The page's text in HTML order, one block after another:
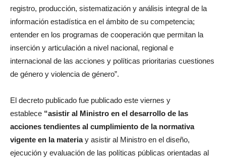
registro, producción, sistematización y análisis integral de la
información estadística en el ámbito de su competencia;
entender en los programas de cooperación que permitan la
inserción y articulación a nivel nacional, regional e
internacional de las acciones y políticas prioritarias cuestiones
de género y violencia de género”.
El decreto publicado fue publicado este viernes y
establece “asistir al Ministro en el desarrollo de las
acciones tendientes al cumplimiento de la normativa
vigente en la materiay asistir al Ministro en el diseño,
ejecución y evaluación de las políticas públicas orientadas al